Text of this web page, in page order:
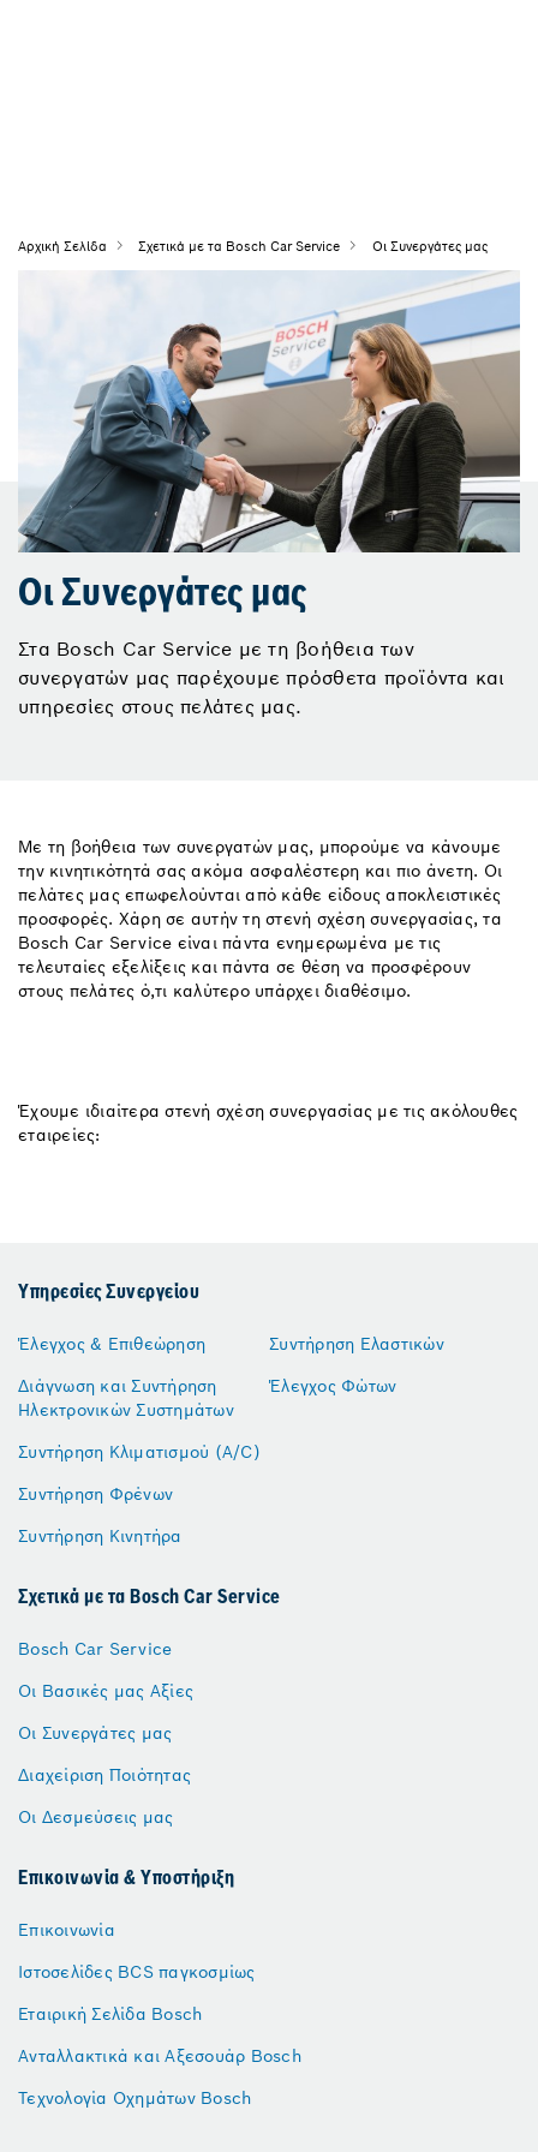
Αρχική Σελίδα Σχετικά με τα Bosch Car Service Οι Συνεργάτες μας
Οι Συνεργάτες μας
Στα Bosch Car Service με τη βοήθεια των
συνεργατών μας παρέχουμε πρόσθετα προϊόντα και
υπηρεσίες στους πελάτες μας.
Με τη βοήθεια των συνεργατών μας, μπορούμε να κάνουμε
την κινητικότητά σας ακόμα ασφαλέστερη και πιο άνετη. Οι
πελάτες μας επωφελούνται από κάθε είδους αποκλειστικές
προσφορές. Χάρη σε αυτήν τη στενή σχέση συνεργασίας, τα
Bosch Car Service είναι πάντα ενημερωμένα με τις
τελευταίες εξελίξεις και πάντα σε θέση να προσφέρουν
στους πελάτες ό,τι καλύτερο υπάρχει διαθέσιμο.
Έχουμε ιδιαίτερα στενή σχέση συνεργασίας με τις ακόλουθες
εταιρείες:
Υπηρεσίες Συνεργείου
Έλεγχος & Επιθεώρηση
Διάγνωση και Συντήρηση
Ηλεκτρονικών Συστημάτων
Συντήρηση Κλιματισμού (A/C)
Συντήρηση Φρένων
Συντήρηση Κινητήρα
Συντήρηση Ελαστικών
Έλεγχος Φώτων
Σχετικά με τα Bosch Car Service
Bosch Car Service
Οι Βασικές μας Αξίες
Οι Συνεργάτες μας
Διαχείριση Ποιότητας
Οι Δεσμεύσεις μας
Επικοινωνία & Υποστήριξη
Επικοινωνία
Ιστοσελίδες BCS παγκοσμίως
Εταιρική Σελίδα Bosch
Ανταλλακτικά και Αξεσουάρ Bosch
Τεχνολογία Οχημάτων Bosch